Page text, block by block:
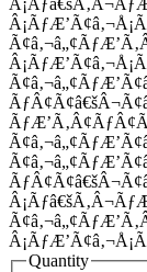
Quantity